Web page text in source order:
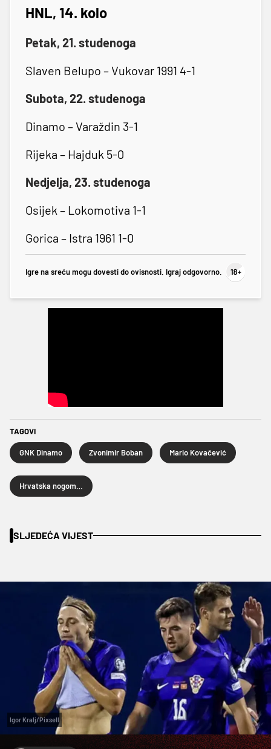
HNL, 14. kolo
Petak, 21. studenoga
Slaven Belupo – Vukovar 1991 4-1
Subota, 22. studenoga
Dinamo – Varaždin 3-1
Rijeka – Hajduk 5-0
Nedjelja, 23. studenoga
Osijek – Lokomotiva 1-1
Gorica – Istra 1961 1-0
Igre na sreću mogu dovesti do ovisnosti. Igraj odgovorno.
TAGOVI
GNK Dinamo Zvonimir Boban Mario Kovačević
SLJEDEĆA VIJEST
Igor Kralj/Pixsell